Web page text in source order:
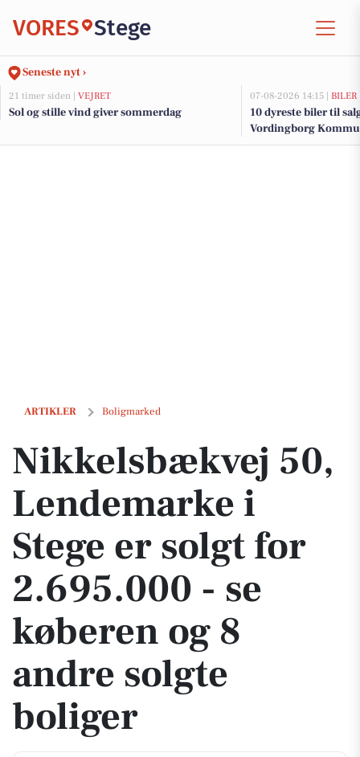
VORES Stege
Seneste nyt ›
21 timer siden | VEJRET
Sol og stille vind giver sommerdag
07-08-2026 14:15 | BILER
10 dyreste biler til
Vordingborg
ARTIKLER Boligmarked
Nikkelsbækvej 50, Lendemarke i Stege er solgt for 2.695.000 - se
Nikkelsbækvej 50,
Lendemarke i
Stege er solgt for
2.695.000 - se
køberen og 8
andre solgte
boliger